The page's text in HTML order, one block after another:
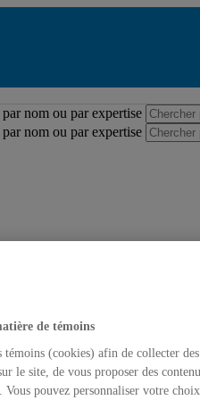
nom ou par expertise
nom ou par expertise
de témoins
témoins (cookies) afin de collecter
le site, de vous proposer des
pouvez personnaliser votre choix